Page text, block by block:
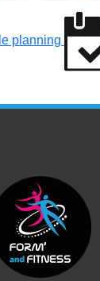
planning